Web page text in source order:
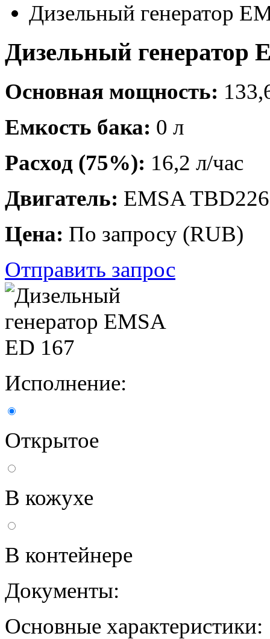
Дизельный генератор
Дизельный генератор
Основная мощность:
Емкость бака: 0 л
Расход (75%): 16,2 л/час
Двигатель: EMSA
Цена: По запросу (RUB)
Отправить запрос
Исполнение:
Открытое
В кожухе
В контейнере
Документы:
Основные характеристики: